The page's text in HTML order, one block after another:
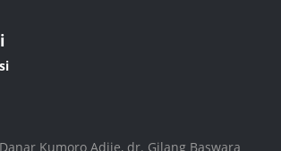
Kumoro Adjie, dr. Gilang Baswara